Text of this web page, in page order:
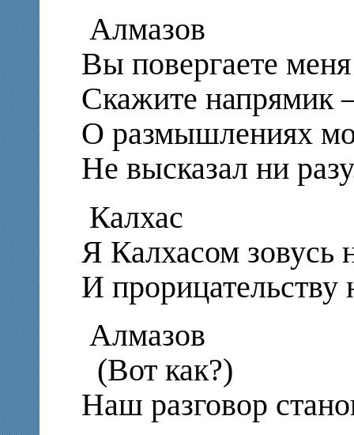
Алмазов
Вы повергаете
Скажите напрямик
О размышлениях
Не высказал ни
Калхас
Я Калхасом зовусь
И
Алмазов
(Вот как?)
Наш разговор